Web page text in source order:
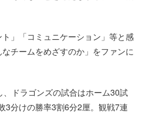
」「コミュニケーション」等と感
チームをめざすのか」をファンに
ドラゴンズの試合はホーム30試
3分けの勝率3割6分2厘。観戦7連